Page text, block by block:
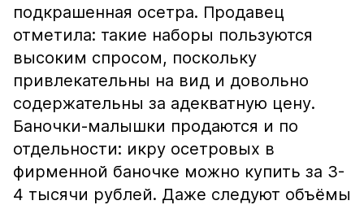
подкрашенная осетра. Продавец
отметила: такие наборы пользуются
высоким спросом, поскольку
привлекательны на вид и довольно
содержательны за адекватную цену.
Баночки-малышки продаются и по
отдельности: икру осетровых в
фирменной баночке можно купить за 3-
4 тысячи рублей. Даже следуют объёмы